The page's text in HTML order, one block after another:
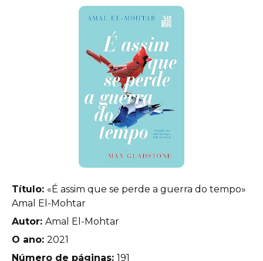
Título: «É assim que se perde a guerra do tempo»
Amal El-Mohtar
Autor: Amal El-Mohtar
O ano: 2021
Número de páginas: 191